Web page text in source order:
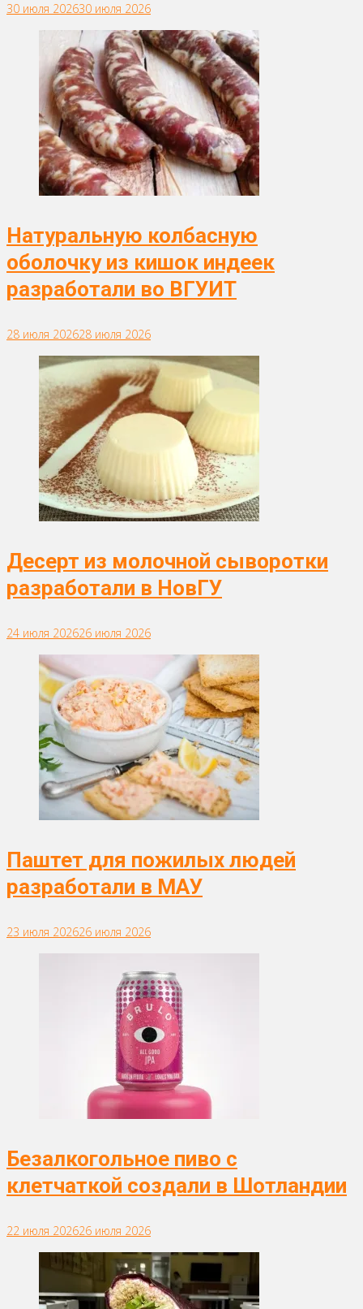
30 июля 202630 июля 2026
Натуральную колбасную
оболочку из кишок индеек
разработали во ВГУИТ
28 июля 202628 июля 2026
Десерт из молочной сыворотки
разработали в НовГУ
24 июля 202626 июля 2026
Паштет для пожилых людей
разработали в МАУ
23 июля 202626 июля 2026
Безалкогольное пиво с
клетчаткой создали в Шотландии
22 июля 202626 июля 2026